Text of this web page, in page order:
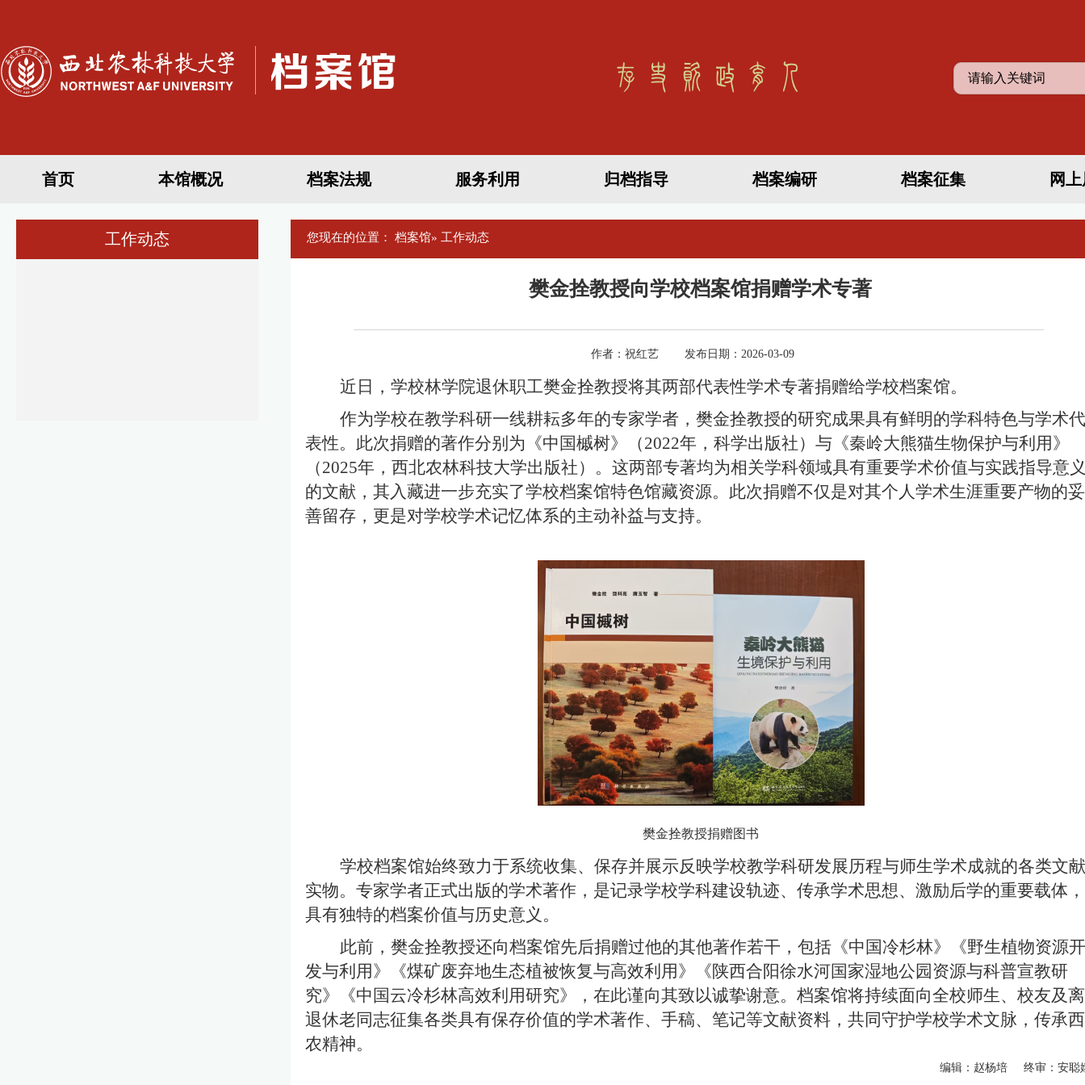
首页 本馆概况 档案法规 服务利用 归档指导 档案编研 档案征集 网
工作动态 您现在的位置： 档案馆» 工作动态
樊金拴教授向学校档案馆捐赠学术专著
作者：祝红艺 发布日期：2026-03-09
近日，学校林学院退休职工樊金拴教授将其两部代表性学术专著捐赠给学校档案馆。
作为学校在教学科研一线耕耘多年的专家学者，樊金拴教授的研究成果具有鲜明的学科特色与学术代
表性。此次捐赠的著作分别为《中国槭树》（2022年，科学出版社）与《秦岭大熊猫生物保护与利用》
（2025年，西北农林科技大学出版社）。这两部专著均为相关学科领域具有重要学术价值与实践指导意
的文献，其入藏进一步充实了学校档案馆特色馆藏资源。此次捐赠不仅是对其个人学术生涯重要产物的妥
善留存，更是对学校学术记忆体系的主动补益与支持。
樊金拴教授捐赠图书
学校档案馆始终致力于系统收集、保存并展示反映学校教学科研发展历程与师生学术成就的各类文献
实物。专家学者正式出版的学术著作，是记录学校学科建设轨迹、传承学术思想、激励后学的重要载体，
具有独特的档案价值与历史意义。
此前，樊金拴教授还向档案馆先后捐赠过他的其他著作若干，包括《中国冷杉林》《野生植物资源开
发与利用》《煤矿废弃地生态植被恢复与高效利用》《陕西合阳徐水河国家湿地公园资源与科普宣教研
究》《中国云冷杉林高效利用研究》，在此谨向其致以诚挚谢意。档案馆将持续面向全校师生、校友及离
退休老同志征集各类具有保存价值的学术著作、手稿、笔记等文献资料，共同守护学校学术文脉，传承西
农精神。
编辑：赵杨培 终审：安聪